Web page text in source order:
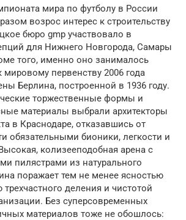
мира по футболу в России
возрос интерес к строительству
бюро gmp участвовало в
для Нижнего Новгорода, Самары
того, именно оно занималось
мировому первенству 2006 года
Берлина, построенной в 1936 году.
торжественные формы и
материалы выбрали архитекторы
в Краснодаре, отказавшись от
обязательными бионики, легкости и
колизееподобная арена с
пилястрами из натурального
поражает тем не менее ясностью
деления и чистотой
Без суперсовременных
материалов тоже не обошлось: